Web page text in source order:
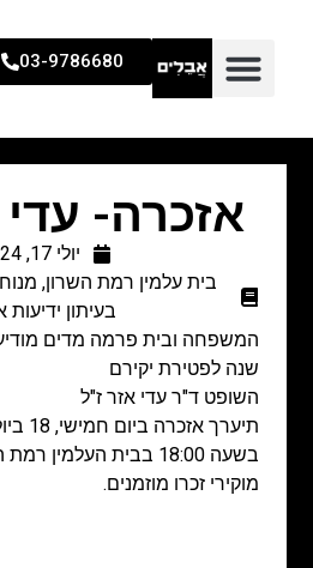
03-9786680
אזכרה-
יולי 17, 2024
בית עלמין רמת השרון, מנוח
בעיתון ידיעות
המשפחה ובית פרמה מדים
שנה לפטירת יקירם
השופט ד"ר עדי אזר ז"ל
תיערך אזכרה ביום חמישי, 18 ביולי 2024
בשעה 18:00 בבית העלמין רמת השרון, צומת מורשה
מוקירי זכרו מוזמנים.